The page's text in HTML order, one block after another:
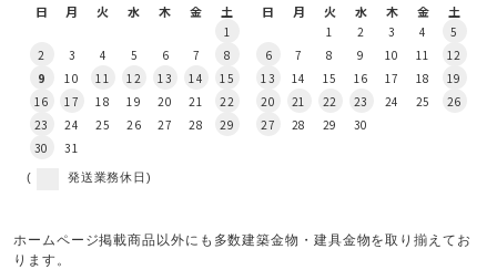
日 月 火 水 木 金 土
1
2
3 4 5 6 7
8
9
10 11 12 13 14
15
16
17 18 19 20 21
22
23
24 25 26 27 28
29
30
31
日 月 火 水 木 金 土
1 2 3 4
5
6
7 8 9 10 11
12
13
14 15 16 17 18
19
20
21 22 23 24 25
26
27
28 29 30
( 発送業務休日)
ホームページ掲載商品以外にも多数建築金物・建具金物を取り揃えてお
ります。